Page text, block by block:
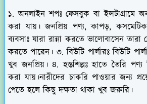
১. অনলাইন শপঃ ফেসবুক বা ইন্সটাগ্রামে
করা যায়। জনপ্রিয় পণ্য, কাপড়,
ব্যবসাঃ যারা রান্না করতে ভালোবাসেন
করতে পারেন। ৩. বিউটি পার্লারঃ বিউটি
খুব জনপ্রিয়। ৪. হস্তশিল্পঃ হাতে তৈরি
করা যায়।নারীদের চাকরি পাওয়ার জন্য
পেতে হলে কিছু দক্ষতা থাকা খুব জরুরি।